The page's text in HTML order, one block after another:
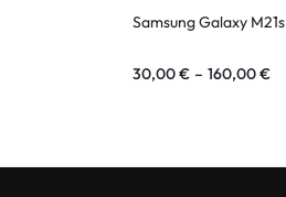
Samsung Galaxy M21s
30,00€ – 160,00€